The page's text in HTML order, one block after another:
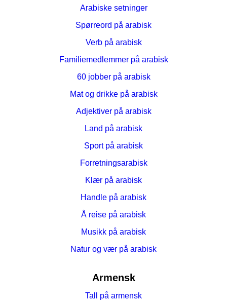
Arabiske setninger
Spørreord på arabisk
Verb på arabisk
Familiemedlemmer på arabisk
60 jobber på arabisk
Mat og drikke på arabisk
Adjektiver på arabisk
Land på arabisk
Sport på arabisk
Forretningsarabisk
Klær på arabisk
Handle på arabisk
Å reise på arabisk
Musikk på arabisk
Natur og vær på arabisk
Armensk
Tall på armensk